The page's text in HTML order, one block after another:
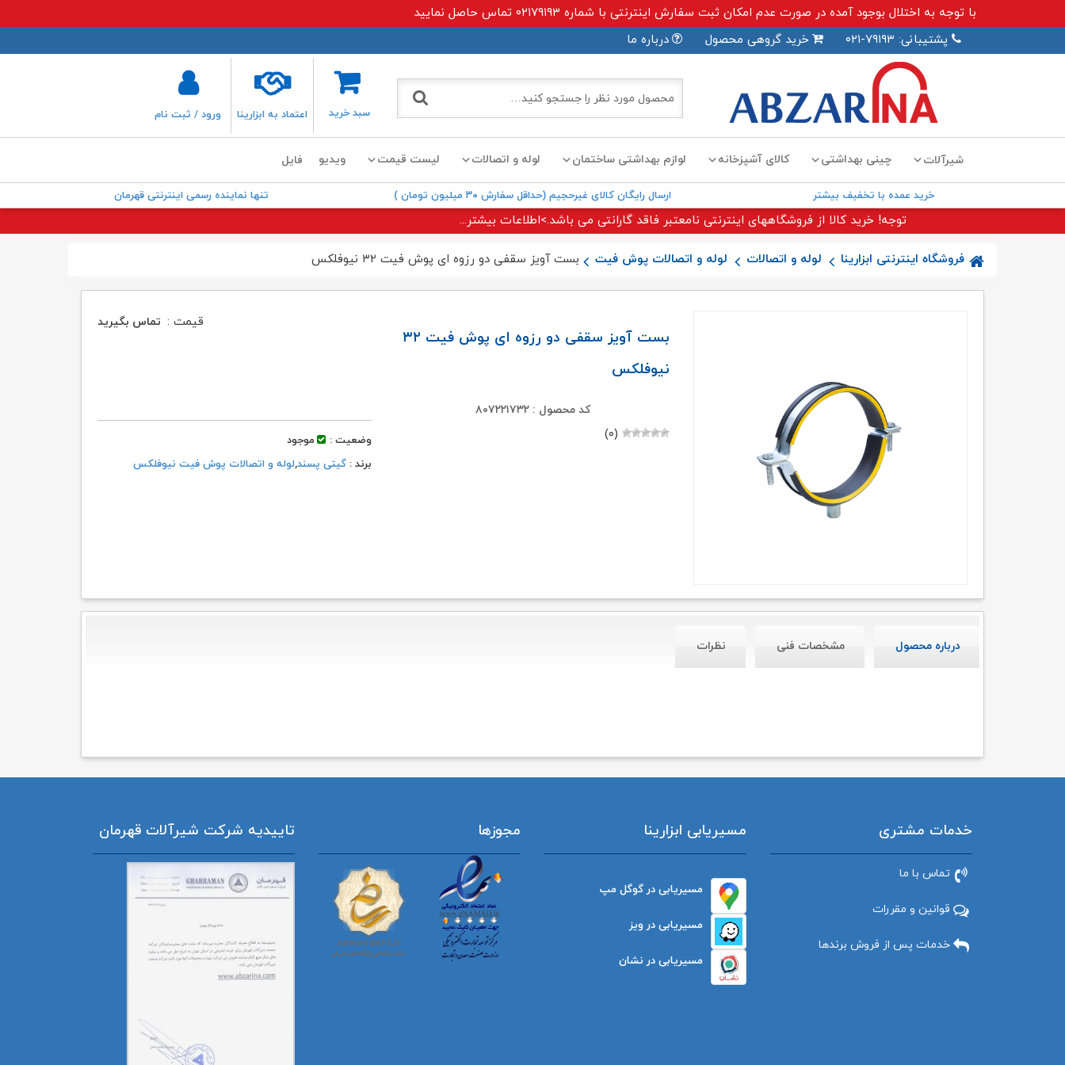
با توجه به اختلال بوجود آمده در صورت عدم امکان ثبت سفارش اینترنتی با شماره ۰۲۱۷۹۱۹۳ تماس حاصل نمایید
پشتیبانی: ۷۹۱۹۳-۰۲۱
خرید گروهی محصول درباره ما
سبد خرید اعتماد به ابزارینا ورود / ثبت نام
شیرآلات چینی بهداشتی کالای آشپزخانه لوازم بهداشتی ساختمان لوله و اتصالات لیست قیمت ویدیو فایل
خرید عمده با تخفیف بیشتر ارسال رایگان کالای غیرحجیم (حداقل سفارش ۳۰ میلیون تومان ) تنها نماینده رسمی اینترنتی قهرمان
توجه! خرید کالا از فروشگاههای اینترنتی نامعتبر فاقد گارانتی می باشد.>اطلاعات بیشتر...
فروشگاه اینترنتی ابزارینا لوله و اتصالات لوله و اتصالات پوش فیت بست آویز سقفی دو رزوه ای پوش فیت ۳۲ نیوفلکس
بست آویز سقفی دو رزوه ای پوش فیت ۳۲
نیوفلکس
کد محصول : ۸۰۷۲۲۱۷۳۲
(۰)
قیمت : تماس بگیرید
وضعیت :
موجود
برند : گیتی پسند,لوله و اتصالات پوش فیت نیوفلکس
درباره محصول مشخصات فنی نظرات
خدمات مشتری
تماس با ما
قوانین و مقررات
خدمات پس از فروش برندها
مسیریابی ابزارینا
مسیریابی در گوگل مپ
مسیریابی در ویز
مسیریابی در نشان
مجوزها تاییدیه شرکت شیرآلات قهرمان